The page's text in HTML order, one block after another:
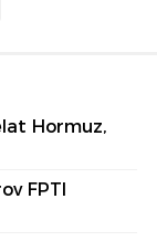
Hormuz,
FPTI